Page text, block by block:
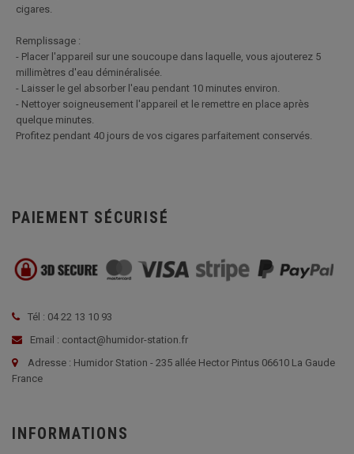
cigares.
Remplissage :
- Placer l'appareil sur une soucoupe dans laquelle, vous ajouterez 5
millimètres d'eau déminéralisée.
- Laisser le gel absorber l'eau pendant 10 minutes environ.
- Nettoyer soigneusement l'appareil et le remettre en place après
quelque minutes.
Profitez pendant 40 jours de vos cigares parfaitement conservés.
PAIEMENT SÉCURISÉ
Tél : 04 22 13 10 93
Email : contact@humidor-station.fr
Adresse : Humidor Station - 235 allée Hector Pintus 06610 La Gaude
France
INFORMATIONS